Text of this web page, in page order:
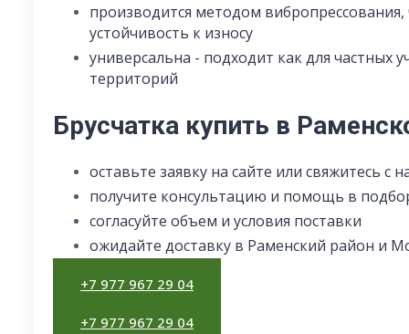
производится методом
устойчивость к износу
универсальна - подходит как для частных
территорий
Брусчатка купить в
оставьте заявку на сайте или свяжитесь с
получите консультацию и помощь в
согласуйте объем и условия поставки
ожидайте доставку в Раменский район и
+7 977 967 29 04
+7 977 967 29 04